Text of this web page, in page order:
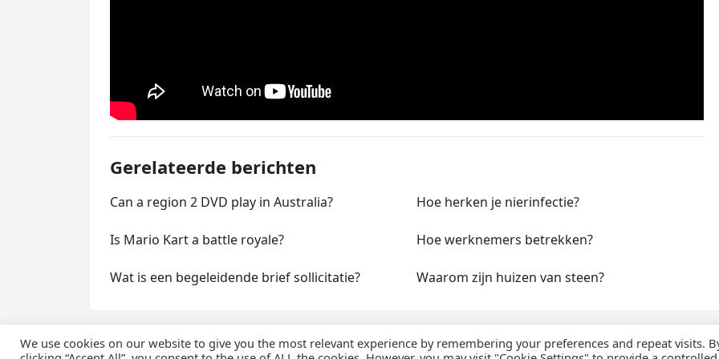
Gerelateerde berichten
Can a region 2 DVD play in Australia? Hoe herken je nierinfectie?
Is Mario Kart a battle royale? Hoe werknemers betrekken?
Wat is een begeleidende brief sollicitatie? Waarom zijn huizen van steen?
We use cookies on our website to give you the most relevant experience by remembering your preferences and repeat visits.